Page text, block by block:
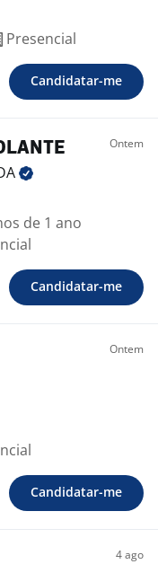
Presencial
Candidatar-me
Ontem
de 1 ano
Candidatar-me
Ontem
Candidatar-me
4 ago